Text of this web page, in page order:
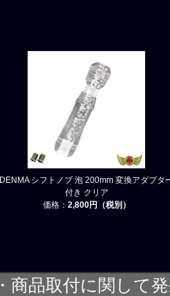
DENMA シフトノブ 泡 200mm 変換アダプタ
付き クリア
価格： 2,800円（税別）
・商品取付に関して